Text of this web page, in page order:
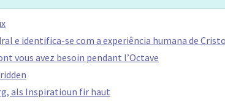
e identifica-se com a experiência humana de
vous avez besoin pendant l’Octave
als Inspiratioun fir haut